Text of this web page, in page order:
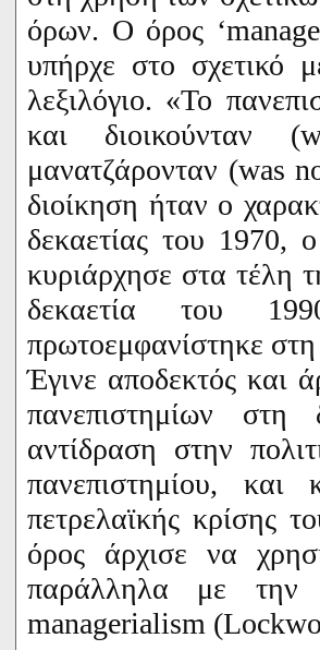
όρων. Ο όρος ‘
υπήρχε στο σχετικό
λεξιλόγιο. «Το
και διοικούνταν (
μανατζάρονταν (was
διοίκηση ήταν ο
δεκαετίας του 1970,
κυριάρχησε στα τέλη
δεκαετία του
πρωτοεμφανίστηκε
Έγινε αποδεκτός και
πανεπιστημίων
αντίδραση στην
πανεπιστημίου,
πετρελαϊκής κρίσης
όρος άρχισε να
παράλληλα με
managerialism (